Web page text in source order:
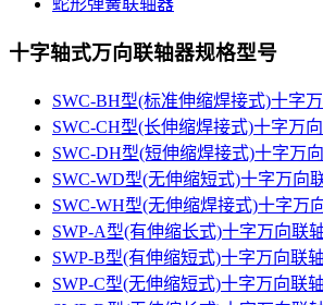
蛇形弹簧联轴器
十字轴式万向联轴器规格型号
SWC-BH型(标准伸缩焊接式)十字
SWC-CH型(长伸缩焊接式)十字万
SWC-DH型(短伸缩焊接式)十字万
SWC-WD型(无伸缩短式)十字万向
SWC-WH型(无伸缩焊接式)十字万
SWP-A型(有伸缩长式)十字万向联
SWP-B型(有伸缩短式)十字万向联
SWP-C型(无伸缩短式)十字万向联